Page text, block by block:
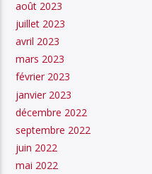
août 2023
juillet 2023
avril 2023
mars 2023
février 2023
janvier 2023
décembre 2022
septembre 2022
juin 2022
mai 2022